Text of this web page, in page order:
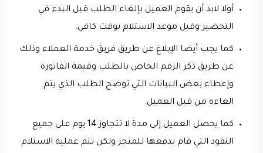
أولا لابد أن يقوم العميل بإلغاء الطلب قبل البدء في
التحضير وقبل موعد الاستلام بوقت كافي.
كما يجب أيضا الإبلاغ عن طريق فريق خدمة العملاء وذلك
عن طريق ذكر الرقم الخاص بالطلب وقيمة الفاتورة
وإعطاء بعض البيانات التي توضح الطلب الذي يتم
الغاءه من قبل العميل.
كما يحصل العميل إلى مدة لا تتجاوز 14 يوم على جميع
النقود التي قام بدفعها للمتجر ولكن تتم عملية الاستلام